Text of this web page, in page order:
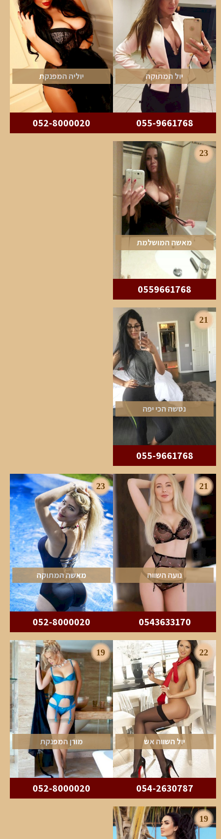
יול המתוקה
055-9661768
יוליה המפנקת
052-8000020
23
מאשה המושלמת
0559661768
21
נטשה הכי יפה
055-9661768
21
נועה השווה
0543633170
23
מאשה המתוקה
052-8000020
22
יול השווה אש
054-2630787
19
מורן המפנקת
052-8000020
19